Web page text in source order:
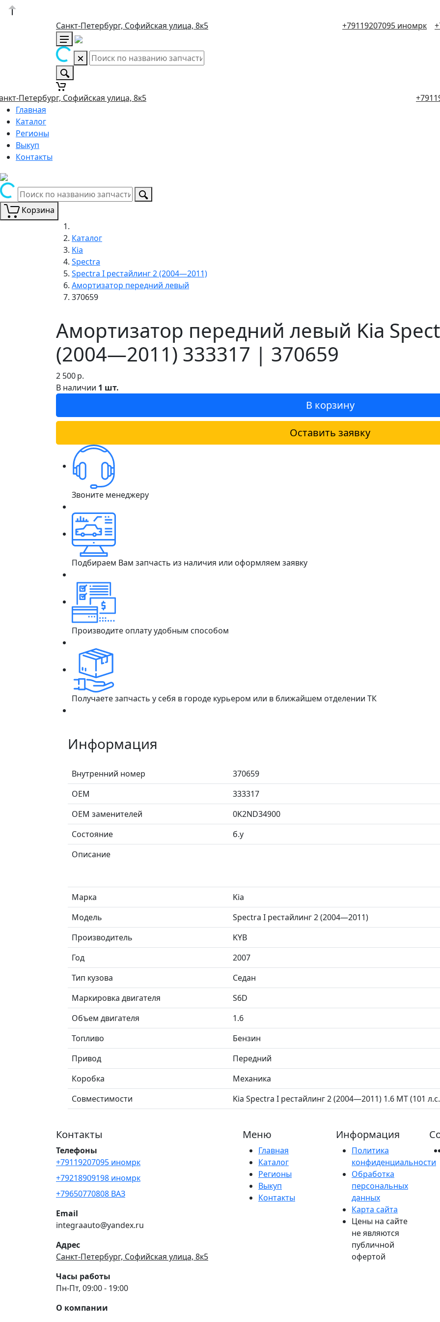
Санкт-Петербург, Софийская улица, 8к5 +79119207095 иномрк
Петербург, Софийская улица, 8к5
Главная
Каталог
Регионы
Выкуп
Контакты
Корзина
Каталог
Kia
Spectra
Spectra I рестайлинг 2 (2004—2011)
Амортизатор передний левый
370659
Амортизатор передний левый Kia
(2004—2011) 333317 | 370659
2 500р.
В наличии 1 шт.
В корзину
Оставить заявку
Звоните менеджеру
Подбираем Вам запчасть из наличия или оформляем заявку
Производите оплату удобным способом
Получаете запчасть у себя в городе курьером или в ближайшем отделении ТК
Информация
Внутренний номер
370659
ОЕМ
333317
ОЕМ заменителей
0K2ND34900
Состояние
б.у
Описание
Марка
Kia
Модель
Spectra I рестайлинг 2 (2004—2011)
Производитель
KYB
Год
2007
Тип кузова
Седан
Маркировка двигателя
S6D
Объем двигателя
1.6
Топливо
Бензин
Привод
Передний
Коробка
Механика
Совместимости
Kia Spectra I рестайлинг 2 (2004—2011) 1.6 MT (101
Контакты
Телефоны
+79119207095 иномрк
+79218909198 иномрк
+79650770808 ВАЗ
Email
integraauto@yandex.ru
Адрес
Санкт-Петербург, Софийская улица, 8к5
Часы работы
Пн-Пт, 09:00 - 19:00
О компании
Меню
Главная
Каталог
Регионы
Выкуп
Контакты
Информация
Политика
конфиденциальности
Обработка
персональных
данных
Карта сайта
Цены на сайте
не являются
публичной
офертой